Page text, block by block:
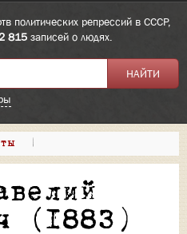
политических репрессий в СССР,
815 записей о людях.
|
(1883)